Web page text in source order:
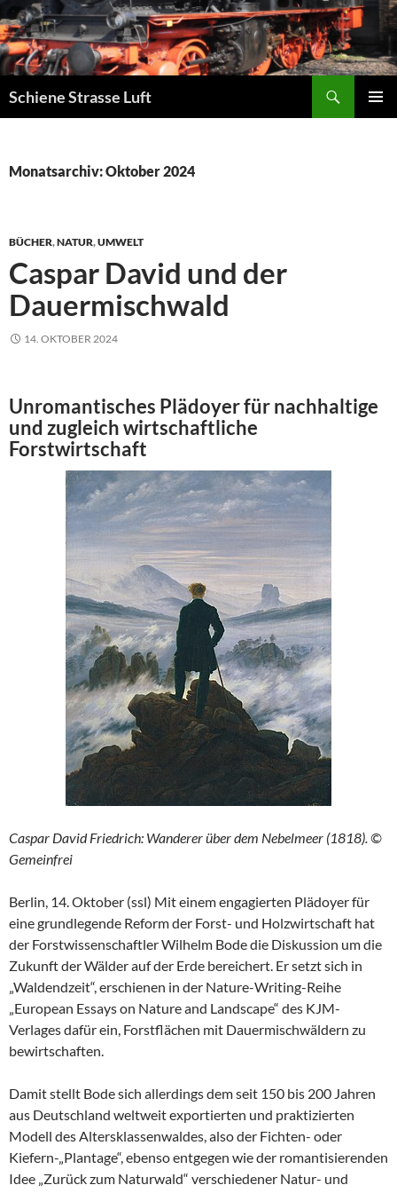
Zum
Inhalt
springen
Schiene Strasse Luft
Monatsarchiv: Oktober 2024
BÜCHER,NATUR,UMWELT
Caspar David und der
Dauermischwald
14. OKTOBER 2024
Unromantisches Plädoyer für nachhaltige
und zugleich wirtschaftliche
Forstwirtschaft
Caspar David Friedrich: Wanderer über dem Nebelmeer (1818). ©
Gemeinfrei
Berlin, 14. Oktober (ssl) Mit einem engagierten Plädoyer für
eine grundlegende Reform der Forst- und Holzwirtschaft hat
der Forstwissenschaftler Wilhelm Bode die Diskussion um die
Zukunft der Wälder auf der Erde bereichert. Er setzt sich in
„Waldendzeit“, erschienen in der Nature-Writing-Reihe
„European Essays on Nature and Landscape“ des KJM-
Verlages dafür ein, Forstflächen mit Dauermischwäldern zu
bewirtschaften.
Damit stellt Bode sich allerdings dem seit 150 bis 200 Jahren
aus Deutschland weltweit exportierten und praktizierten
Modell des Altersklassenwaldes, also der Fichten- oder
Kiefern-„Plantage“, ebenso entgegen wie der romantisierenden
Idee „Zurück zum Naturwald“ verschiedener Natur- und